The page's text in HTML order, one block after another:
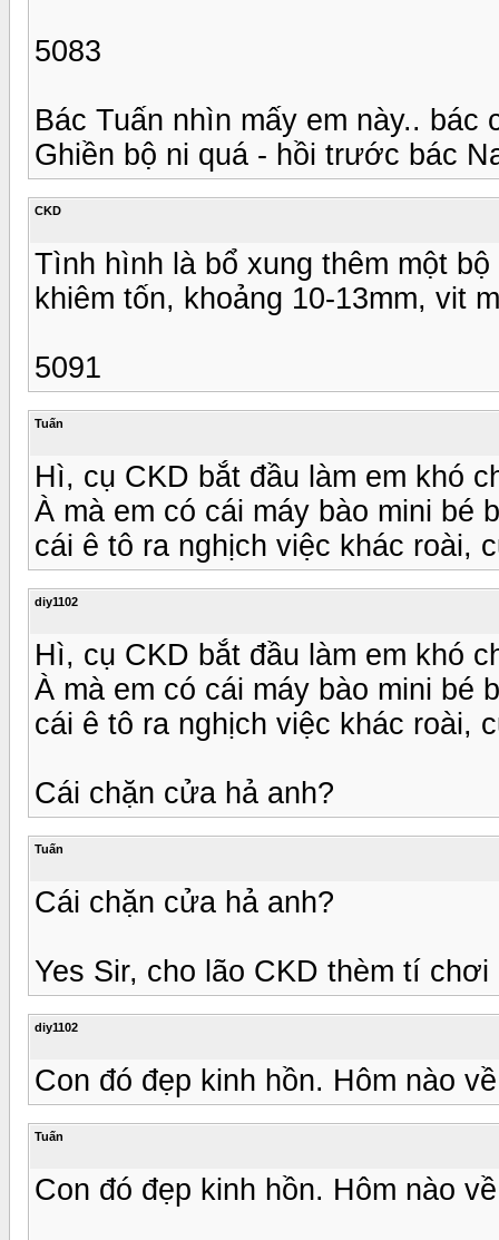
5083
Bác Tuấn nhìn mấy em này.. bác
Ghiền bộ ni quá - hồi trước bác
CKD
Tình hình là bổ xung thêm một
khiêm tốn, khoảng 10-13mm, vit
5091
Tuấn
Hì, cụ CKD bắt đầu làm em khó
À mà em có cái máy bào mini bé
cái ê tô ra nghịch việc khác roài,
diy1102
Hì, cụ CKD bắt đầu làm em khó
À mà em có cái máy bào mini bé
cái ê tô ra nghịch việc khác roài,
Cái chặn cửa hả anh?
Tuấn
Cái chặn cửa hả anh?
Yes Sir, cho lão CKD thèm tí chơi
diy1102
Con đó đẹp kinh hồn. Hôm nào
Tuấn
Con đó đẹp kinh hồn. Hôm nào